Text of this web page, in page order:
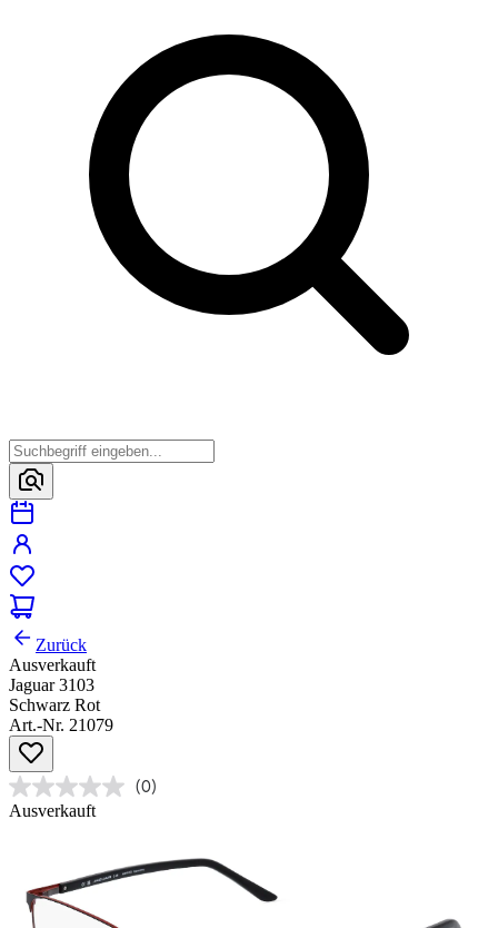
Zurück
Ausverkauft
Jaguar 3103
Schwarz Rot
Art.-Nr. 21079
(0)
Ausverkauft